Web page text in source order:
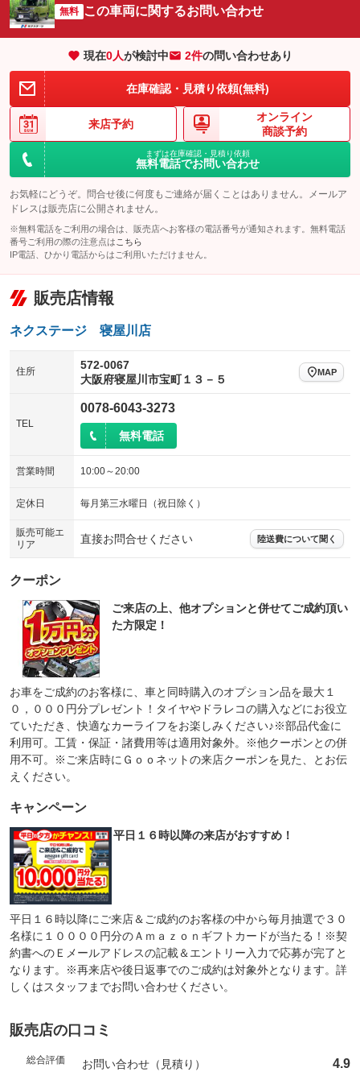
サイドカメラ
：装備なし ルーフレール
：装備なし
エアサスペンション ヘッドライトウォッシャー
無料 この車両に関するお問い合わせ
現在0人が検討中 2件の問い合わせあり
在庫確認・見積り依頼(無料)
来店予約
オンライン
商談予約
まずは在庫確認・見積り依頼
無料電話でお問い合わせ
お気軽にどうぞ。問合せ後に何度もご連絡が届くことはありません。メールア
ドレスは販売店に公開されません。
※無料電話をご利用の場合は、販売店へお客様の電話番号が通知されます。無料電話
番号ご利用の際の注意点は こちら
IP電話、ひかり電話からはご利用いただけません。
販売店情報
ネクステージ 寝屋川店
住所
572-0067
大阪府寝屋川市宝町１３－５
MAP
TEL
0078-6043-3273
無料電話
営業時間 10:00～20:00
定休日 毎月第三水曜日（祝日除く）
販売可能エ
リア
直接お問合せください 陸送費について聞く
クーポン
ご来店の上、他オプションと併せてご成約頂い
た方限定！
お車をご成約のお客様に、車と同時購入のオプション品を最大１
０，０００円分プレゼント！タイヤやドラレコの購入などにお役立
ていただき、快適なカーライフをお楽しみください♪※部品代金に
利用可。工賃・保証・諸費用等は適用対象外。※他クーポンとの併
用不可。※ご来店時にＧｏｏネットの来店クーポンを見た、とお伝
えください。
キャンペーン
平日１６時以降の来店がおすすめ！
平日１６時以降にご来店＆ご成約のお客様の中から毎月抽選で３０
名様に１００００円分のＡｍａｚｏｎギフトカードが当たる！※契
約書へのＥメールアドレスの記載＆エントリー入力で応募が完了と
なります。※再来店や後日返事でのご成約は対象外となります。詳
しくはスタッフまでお問い合わせください。
販売店の口コミ
総合評価 お問い合わせ（見積り） 4.9